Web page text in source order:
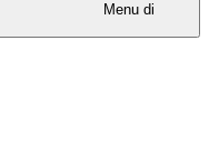
Menu di